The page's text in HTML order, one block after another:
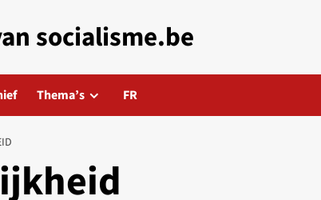
socialisme.be
Thema’s FR